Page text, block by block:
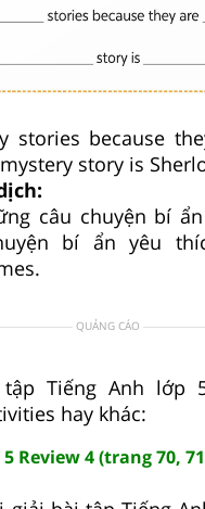
stories because
story is
câu chuyện bí
bí ẩn yêu
QUẢNG CÁO
Tiếng Anh lớp
hay khác:
Review 4 (trang 70,